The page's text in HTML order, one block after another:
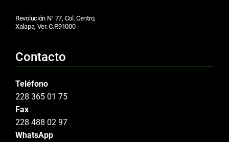
Revolución N° 77, Col. Centro,
Xalapa, Ver. C.P.91000
Contacto
Teléfono
228 365 01 75
Fax
228 488 02 97
WhatsApp